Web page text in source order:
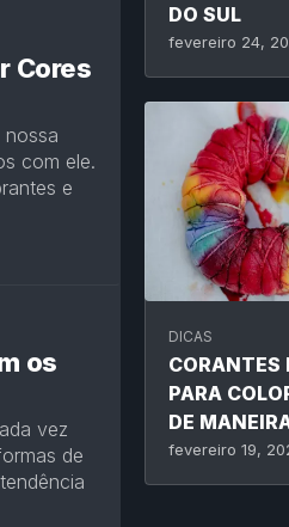
Cores
nossa
com ele.
e
os
vez
de
DO SUL
fevereiro 24,
DICAS
CORANTES
PARA
DE
fevereiro 19,